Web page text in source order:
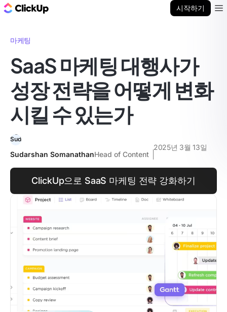
시작하기
마케팅
SaaS 마케팅 대행사가
성장 전략을 어떻게 변화
시킬 수 있는가
Sudarshan SomanathanHead of Content
2025년 3월 13일
ClickUp으로 SaaS 마케팅 전략 강화하기